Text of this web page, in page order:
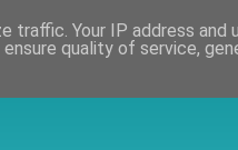
traffic. Your IP address and
quality of service,